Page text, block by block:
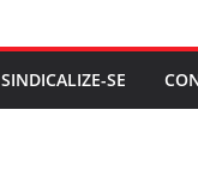
SINDICALIZE-SE